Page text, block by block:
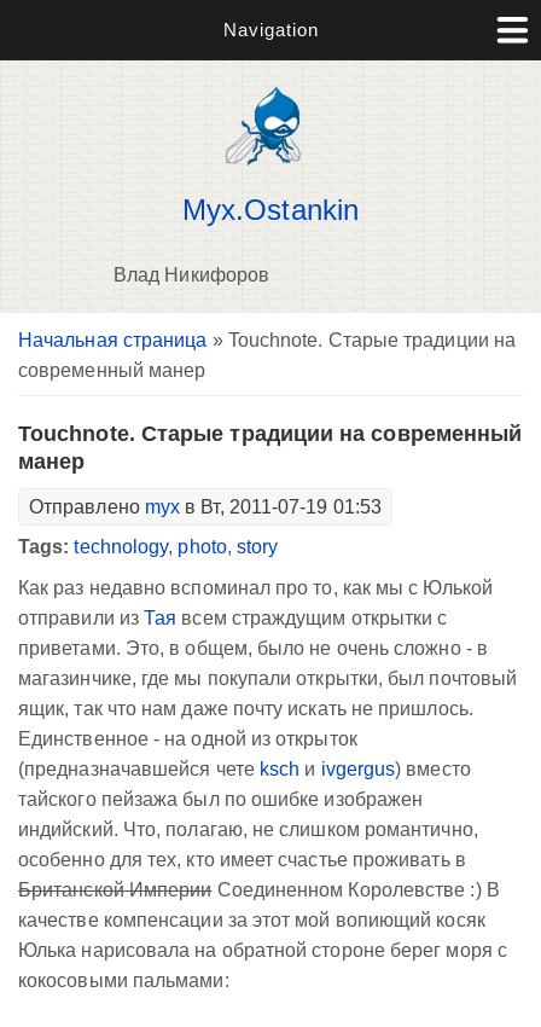
Navigation
Myx.Ostankin
Влад Никифоров
Вы здесь
Начальная страница » Touchnote. Старые традиции на
современный манер
Touchnote. Старые традиции на современный
манер
Отправлено myx в Вт, 2011-07-19 01:53
Tags:technology, photo,story
Как раз недавно вспоминал про то, как мы с Юлькой
отправили изТая всем страждущим открытки с
приветами. Это, в общем, было не очень сложно - в
магазинчике, где мы покупали открытки, был почтовый
ящик, так что нам даже почту искать не пришлось.
Единственное - на одной из открыток
(предназначавшейся чете ksch и ivgergus) вместо
тайского пейзажа был по ошибке изображен
индийский. Что, полагаю, не слишком романтично,
особенно для тех, кто имеет счастье проживать в
Британской ИмперииСоединенном Королевстве :) В
качестве компенсации за этот мой вопиющий косяк
Юлька нарисовала на обратной стороне берег моря с
кокосовыми пальмами: